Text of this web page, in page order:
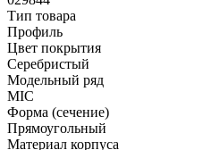
Тип товара
Профиль
Цвет покрытия
Серебристый
Модельный ряд
MIC
Форма (сечение)
Прямоугольный
Материал корпуса